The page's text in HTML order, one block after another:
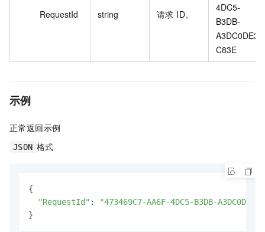
RequestId string 请求 ID。
4DC5-
B3DB-
A3DC0DE3
示例
正常返回示例
JSON 格式
{
"RequestId" :
"473469C7-AA6F-4DC5-B3DB-
}